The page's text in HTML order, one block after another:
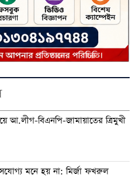
আ.লীগ-বিএনপি-জামায়াতের ত্রিমুখী
মনে হয় না: মির্জা ফখরুল